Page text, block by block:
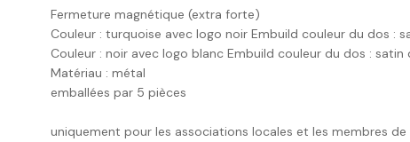
Fermeture magnétique (extra forte)
Couleur : turquoise avec logo noir Embuild couleur du dos :
Couleur : noir avec logo blanc Embuild couleur du dos : satin
Matériau : métal
emballées par 5 pièces
uniquement pour les associations locales et les membres